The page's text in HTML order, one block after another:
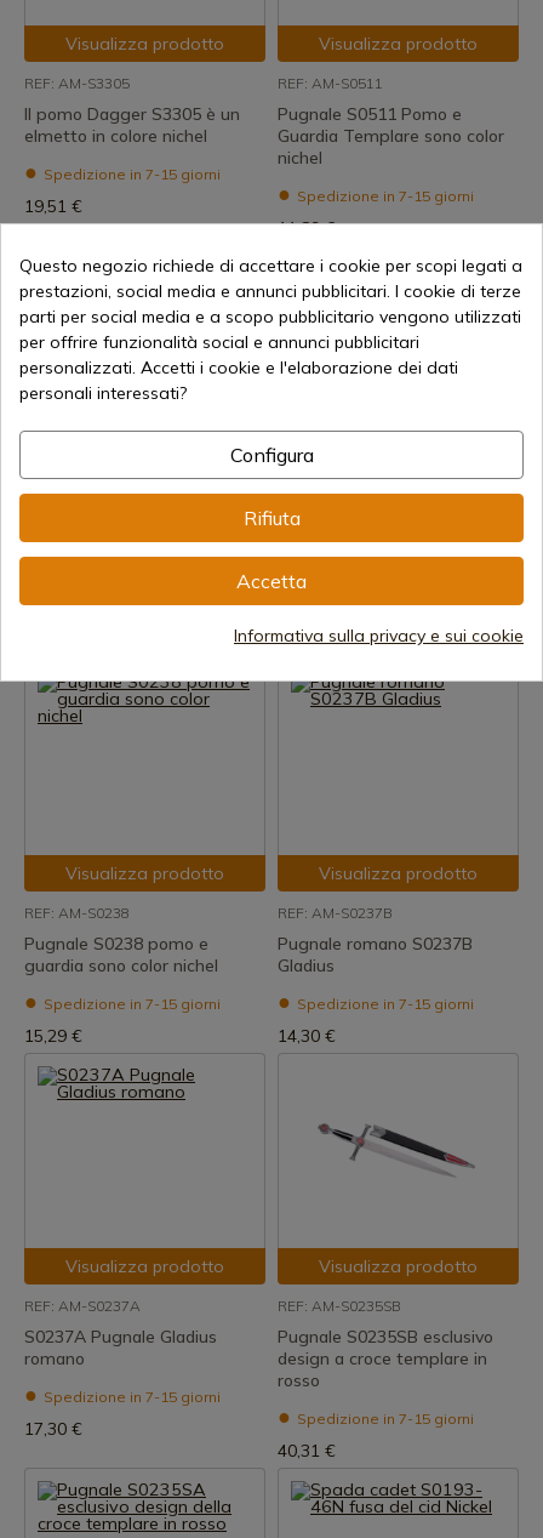
Visualizza prodotto
REF: AM-S3305
Il pomo Dagger S3305 è un
elmetto in colore nichel
Spedizione in 7-15 giorni
19,51 €
Visualizza prodotto
REF: AM-S0511
Pugnale S0511 Pomo e
Guardia Templare sono color
nichel
Spedizione in 7-15 giorni
11,89 €
REF: AM-S0510
Spedizione in 7-15 giorni
REF: AM-S0509
Pugnale S0509 pomo e
Spedizione in 7-15 giorni
Visualizza prodotto
REF: AM-S0238
Pugnale S0238 pomo e
guardia sono color nichel
Spedizione in 7-15 giorni
15,29 €
Visualizza prodotto
REF: AM-S0237B
Pugnale romano S0237B
Gladius
Spedizione in 7-15 giorni
14,30 €
Visualizza prodotto
REF: AM-S0237A
S0237A Pugnale Gladius
romano
Spedizione in 7-15 giorni
17,30 €
Visualizza prodotto
REF: AM-S0235SB
Pugnale S0235SB esclusivo
design a croce templare in
rosso
Spedizione in 7-15 giorni
40,31 €
Questo negozio richiede di accettare i cookie per scopi legati a
prestazioni, social media e annunci pubblicitari. I cookie di terze
parti per social media e a scopo pubblicitario vengono utilizzati
per offrire funzionalità social e annunci pubblicitari
personalizzati. Accetti i cookie e l'elaborazione dei dati
personali interessati?
Configura
Rifiuta
Accetta
Informativa sulla privacy e sui cookie